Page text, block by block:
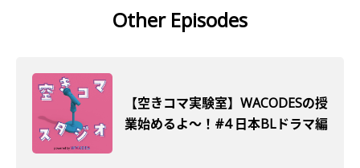
Other Episodes
【空きコマ実験室】WACODESの授
業始めるよ～！#4 日本BLドラマ編